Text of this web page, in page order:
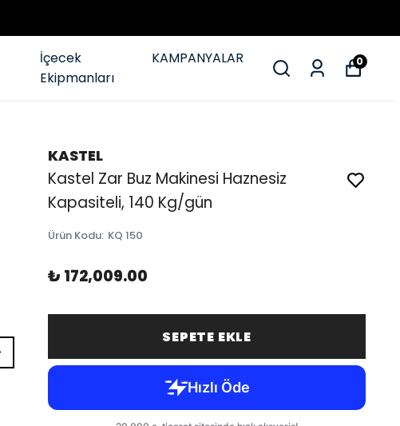
İçecek
Ekipmanları
KAMPANYALAR 0
KASTEL
Kastel Zar Buz Makinesi Haznesiz
Kapasiteli, 140 Kg/gün
Ürün Kodu: KQ 150
₺ 172,009.00
SEPETE EKLE